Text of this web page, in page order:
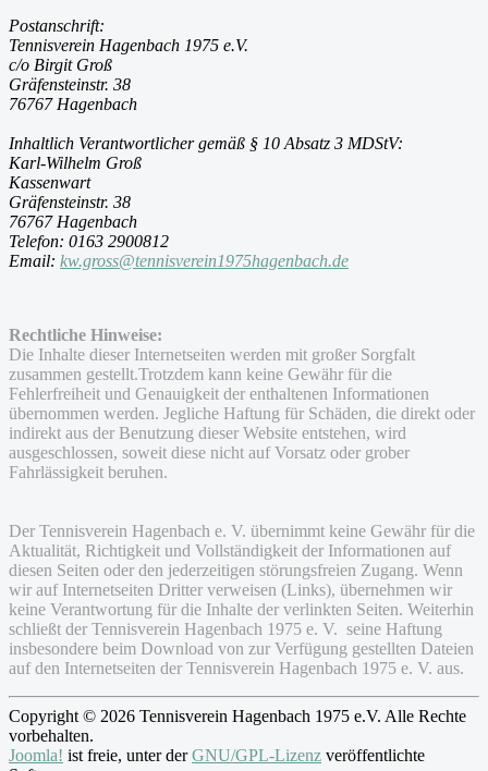
Postanschrift:
Tennisverein Hagenbach 1975 e.V.
c/o Birgit Groß
Gräfensteinstr. 38
76767 Hagenbach
Inhaltlich Verantwortlicher gemäß § 10 Absatz 3 MDStV:
Karl-Wilhelm Groß
Kassenwart
Gräfensteinstr. 38
76767 Hagenbach
Telefon: 0163 2900812
Email: kw.gross@tennisverein1975hagenbach.de
Rechtliche Hinweise:
Die Inhalte dieser Internetseiten werden mit großer Sorgfalt
zusammen gestellt.Trotzdem kann keine Gewähr für die
Fehlerfreiheit und Genauigkeit der enthaltenen Informationen
übernommen werden. Jegliche Haftung für Schäden, die direkt oder
indirekt aus der Benutzung dieser Website entstehen, wird
ausgeschlossen, soweit diese nicht auf Vorsatz oder grober
Fahrlässigkeit beruhen.
Der Tennisverein Hagenbach e. V. übernimmt keine Gewähr für die
Aktualität, Richtigkeit und Vollständigkeit der Informationen auf
diesen Seiten oder den jederzeitigen störungsfreien Zugang. Wenn
wir auf Internetseiten Dritter verweisen (Links), übernehmen wir
keine Verantwortung für die Inhalte der verlinkten Seiten. Weiterhin
schließt der Tennisverein Hagenbach 1975 e. V. seine Haftung
insbesondere beim Download von zur Verfügung gestellten Dateien
auf den Internetseiten der Tennisverein Hagenbach 1975 e. V. aus.
Copyright © 2026 Tennisverein Hagenbach 1975 e.V. Alle Rechte
vorbehalten.
Joomla! ist freie, unter derGNU/GPL-Lizenz veröffentlichte